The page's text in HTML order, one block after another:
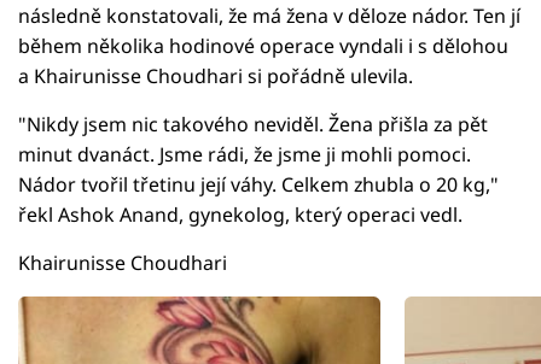
následně konstatovali, že má žena v děloze nádor. Ten jí
během několika hodinové operace vyndali i s dělohou
a Khairunisse Choudhari si pořádně ulevila.
"Nikdy jsem nic takového neviděl. Žena přišla za pět
minut dvanáct. Jsme rádi, že jsme ji mohli pomoci.
Nádor tvořil třetinu její váhy. Celkem zhubla o 20 kg,"
řekl Ashok Anand, gynekolog, který operaci vedl.
Khairunisse Choudhari